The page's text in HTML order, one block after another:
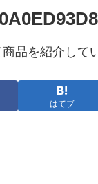
品を紹介して
はてブ